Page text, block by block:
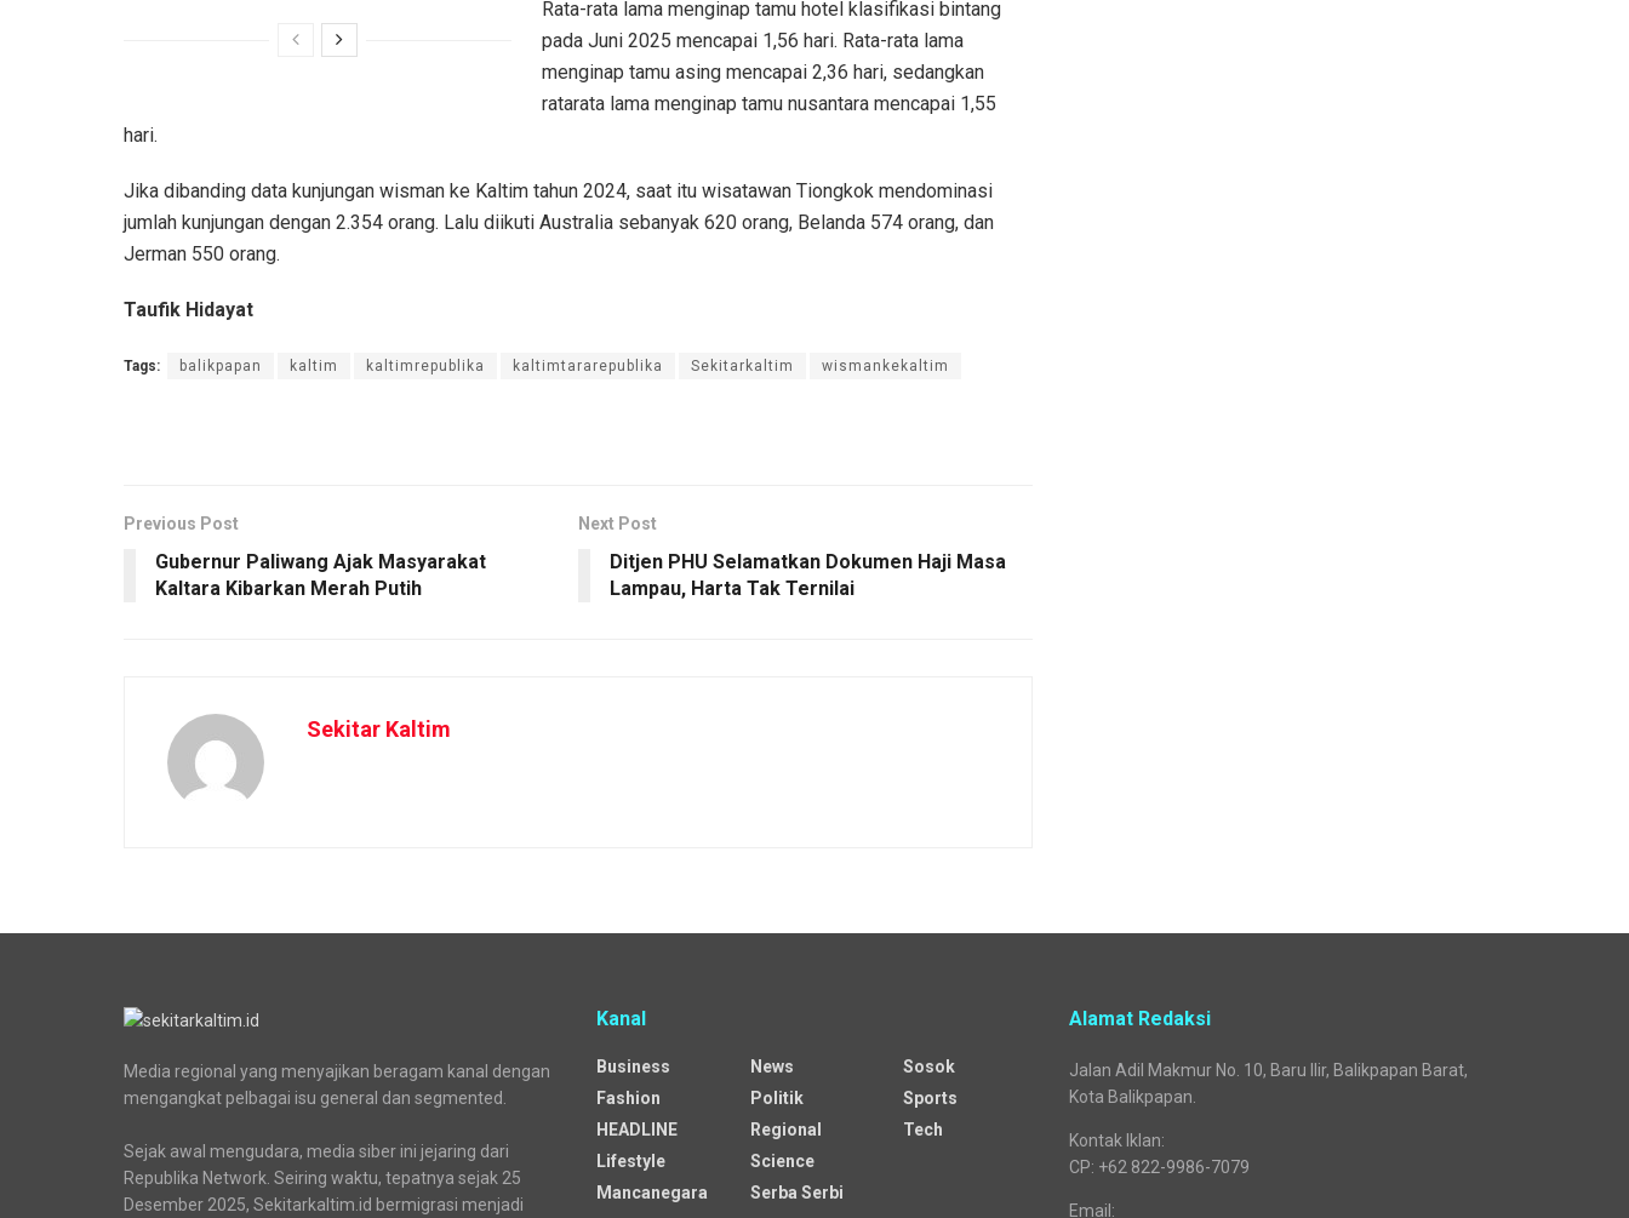
Rata-rata lama menginap tamu hotel klasifikasi bintang
pada Juni 2025 mencapai 1,56 hari. Rata-rata lama
menginap tamu asing mencapai 2,36 hari, sedangkan
ratarata lama menginap tamu nusantara mencapai 1,55
hari.
Jika dibanding data kunjungan wisman ke Kaltim tahun 2024, saat itu wisatawan Tiongkok mendominasi
jumlah kunjungan dengan 2.354 orang. Lalu diikuti Australia sebanyak 620 orang, Belanda 574 orang, dan
Jerman 550 orang.
Taufik Hidayat
Tags: balikpapan kaltim kaltimrepublika kaltimtararepublika Sekitarkaltim wismankekaltim
Previous Post
Gubernur Paliwang Ajak Masyarakat
Kaltara Kibarkan Merah Putih
Next Post
Ditjen PHU Selamatkan Dokumen Haji Masa
Lampau, Harta Tak Ternilai
Sekitar Kaltim
Media regional yang menyajikan beragam kanal dengan
mengangkat pelbagai isu general dan segmented.
Sejak awal mengudara, media siber ini jejaring dari
Republika Network. Seiring waktu, tepatnya sejak 25
Desember 2025, Sekitarkaltim.id bermigrasi menjadi
Kanal
Business
Fashion
HEADLINE
Lifestyle
Mancanegara
News
Politik
Regional
Science
Serba Serbi
Sosok
Sports
Tech
Alamat Redaksi
Jalan Adil Makmur No. 10, Baru Ilir, Balikpapan Barat,
Kota Balikpapan.
Kontak Iklan:
CP: +62 822-9986-7079
Email: